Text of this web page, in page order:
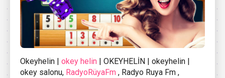
Okeyhelin | okey helin | OKEYHELİN | okeyhelin |
okey salonu, RadyoRüyaFm , Radyo Ruya Fm ,